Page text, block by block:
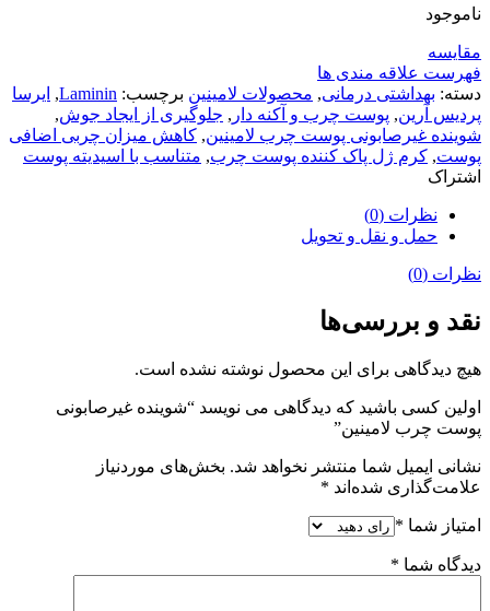
ناموجود
مقایسه
فهرست علاقه مندی ها
دسته: بهداشتی درمانی, محصولات لامینین برچسب: Laminin
, ایرسا
پردیس آرین, پوست چرب و آکنه دار , جلوگیری از ایجاد جوش,
شوینده غیرصابونی پوست چرب لامینین, کاهش میزان چربی اضافی
پوست, کرم ژل پاک کننده پوست چرب, متناسب با اسیدیته پوست
اشتراک
نظرات (0)
حمل و نقل و تحویل
نظرات (0)
نقد و بررسی‌ها
هیچ دیدگاهی برای این محصول نوشته نشده است.
اولین کسی باشید که دیدگاهی می نویسد “شوینده غیرصابونی
پوست چرب لامینین”
نشانی ایمیل شما منتشر نخواهد شد. بخش‌های موردنیاز
علامت‌گذاری شده‌اند *
امتیاز شما *
دیدگاه شما *